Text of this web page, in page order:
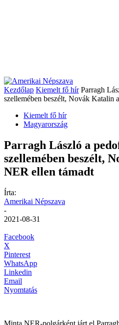
Kezdőlap Kiemelt fő hír Parragh
szellemében beszélt, Novák Katalin
Kiemelt fő hír
Magyarország
Parragh László a
szellemében beszélt,
NER ellen támadt
Írta:
Amerikai Népszava
-
2021-08-31
Facebook
X
Pinterest
WhatsApp
Linkedin
Email
Nyomtatás
Minta NER-polgárként járt el